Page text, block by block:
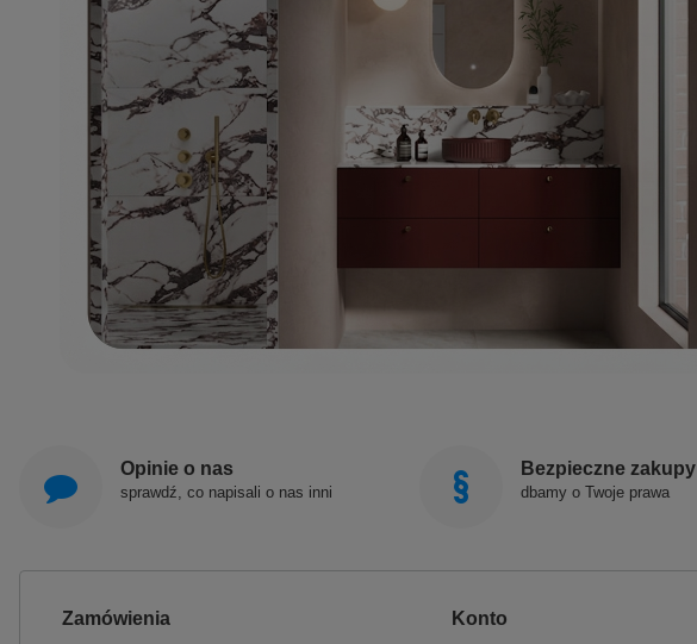
Opinie o nas
sprawdź, co napisali o nas inni
Bezpieczne zakupy
dbamy o Twoje prawa
Zamówienia Konto